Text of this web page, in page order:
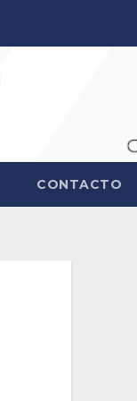
CONTACTO